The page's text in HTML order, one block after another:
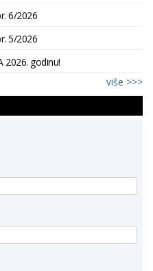
6/2026
5/2026
2026. godinu!
više >>>